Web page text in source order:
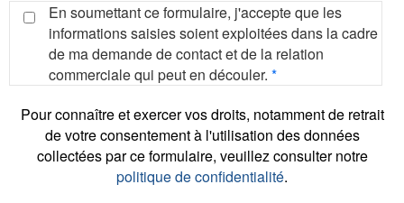
En soumettant ce formulaire, j'accepte que les
informations saisies soient exploitées dans la cadre
de ma demande de contact et de la relation
commerciale qui peut en découler. *
Pour connaître et exercer vos droits, notamment de retrait
de votre consentement à l'utilisation des données
collectées par ce formulaire, veuillez consulter notre
politique de confidentialité.